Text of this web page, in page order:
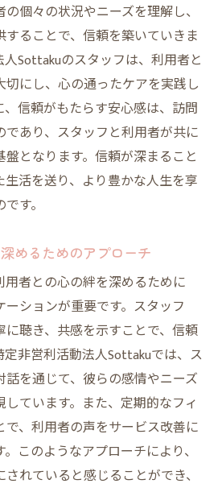
寄り添う瞬間
葉がけがもたらす影響
トが訪問介護の魅力を倍増さ
築く深い絆がもたらす安心感
が生む心の安らぎ
耳を傾けることの重要性
めのコミュニケーション術
になる瞬間の秘訣
き、訪問介護が進化する
ら学ぶ訪問介護の意義と魅力
かした訪問介護のアプローチ
から学ぶケア方法
供する学びの場
る貴重な人生の教訓
たらす相互成長の場
た質の高いケアの実現
個々の状況やニーズを理解し、
ることで、信頼を築いていきま
Sottakuのスタッフは、利用者と
にし、心の通ったケアを実践し
信頼がもたらす安心感は、訪問
あり、スタッフと利用者が共に
となります。信頼が深まること
活を送り、より豊かな人生を享
す。
めるためのアプローチ
者との心の絆を深めるために
ションが重要です。スタッフ
聴き、共感を示すことで、信頼
非営利活動法人Sottakuでは、ス
を通じて、彼らの感情やニーズ
ています。また、定期的なフィ
、利用者の声をサービス改善に
このようなアプローチにより、
れていると感じることができ、